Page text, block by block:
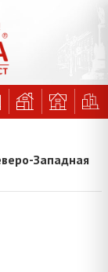
Западная